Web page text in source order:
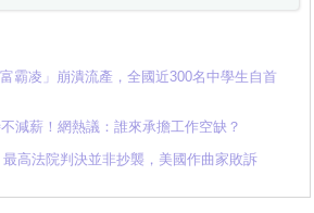
霸凌」崩潰流產，全國近300名中學生自首
減薪！網熱議：誰來承擔工作空缺？
高法院判決並非抄襲，美國作曲家敗訴